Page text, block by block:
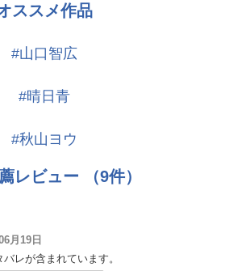
ススメ作品
#山口智広
#晴日青
#秋山ヨウ
レビュー （9件）
月19日
レが含まれています。